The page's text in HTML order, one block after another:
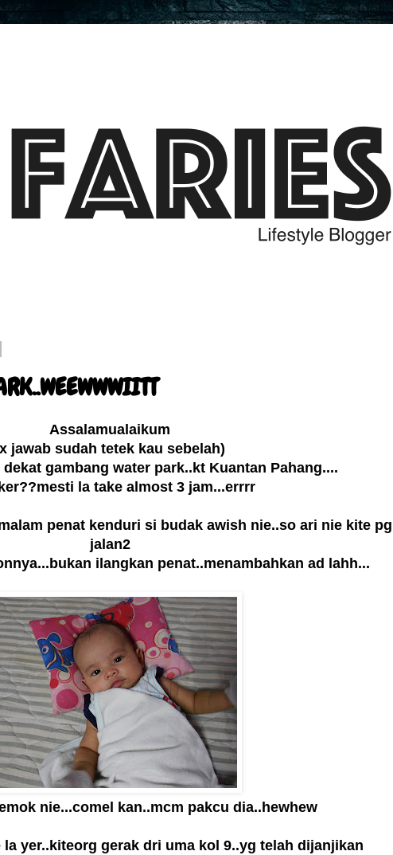
Assalamualaikum
jawab sudah tetek kau sebelah)
gambang water park..kt Kuantan Pahang....
la take almost 3 jam...errrr
penat kenduri si budak awish nie..so ari nie kite pg
jalan2
ilangkan penat..menambahkan ad lahh...
nie...comel kan..mcm pakcu dia..hewhew
yer..kiteorg gerak dri uma kol 9..yg telah dijanjikan